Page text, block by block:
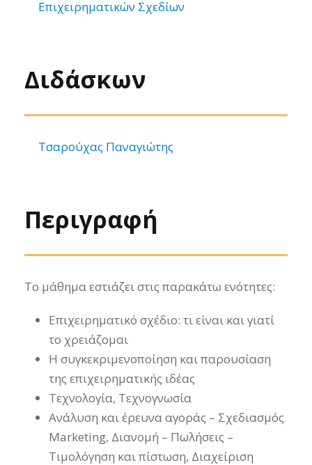
Επιχειρηματικών Σχεδίων
Διδάσκων
Τσαρούχας Παναγιώτης
Περιγραφή
Το μάθημα εστιάζει στις παρακάτω ενότητες:
Επιχειρηματικό σχέδιο: τι είναι και γιατί
το χρειάζομαι
Η συγκεκριμενοποίηση και παρουσίαση
της επιχειρηματικής ιδέας
Τεχνολογία, Τεχνογνωσία
Ανάλυση και έρευνα αγοράς – Σχεδιασμός
Marketing, Διανομή – Πωλήσεις –
Τιμολόγηση και πίστωση, Διαχείριση